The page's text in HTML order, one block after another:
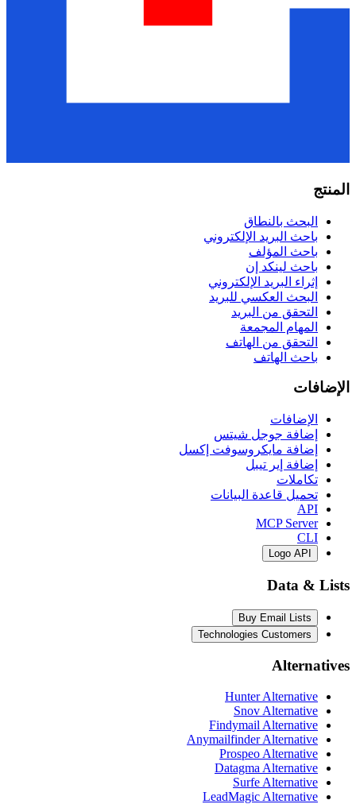
المنتج
البحث بالنطاق
باحث البريد الإلكتروني
باحث المؤلف
باحث لينكد إن
إثراء البريد الإلكتروني
البحث العكسي للبريد
التحقق من البريد
المهام المجمعة
التحقق من الهاتف
باحث الهاتف
الإضافات
الإضافات
إضافة جوجل شيتس
إضافة مايكروسوفت إكسل
إضافة إير تيبل
تكاملات
تحميل قاعدة البيانات
API
MCP Server
CLI
Logo API
Data & Lists
Buy Email Lists
Technologies Customers
Alternatives
Hunter Alternative
Snov Alternative
Findymail Alternative
Anymailfinder Alternative
Prospeo Alternative
Datagma Alternative
Surfe Alternative
LeadMagic Alternative